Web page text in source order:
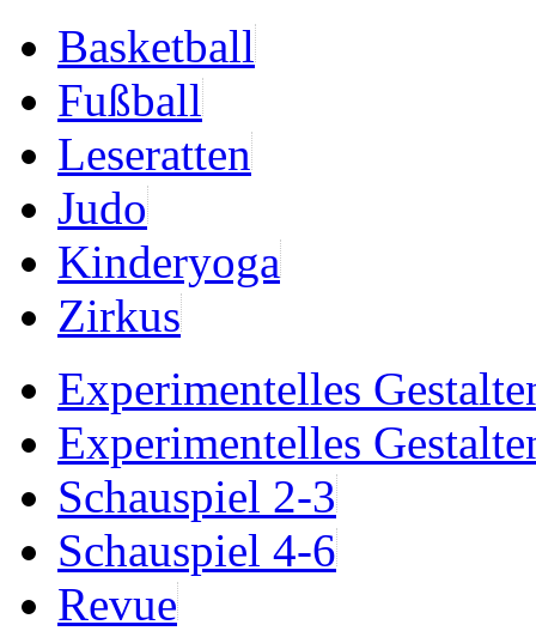
Basketball
Fußball
Leseratten
Judo
Kinderyoga
Zirkus
Experimentelles
Experimentelles
Schauspiel 2-3
Schauspiel 4-6
Revue